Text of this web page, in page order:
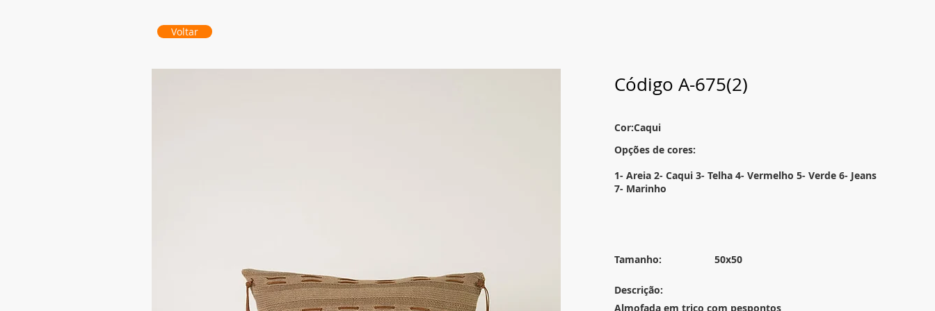
Voltar
Código A-675(2)
Cor:Caqui
Opções de cores:
1- Areia 2- Caqui 3- Telha 4- Vermelho 5- Verde 6- Jeans
7- Marinho
Tamanho: 50x50
Descrição:
Almofada em trico com pespontos